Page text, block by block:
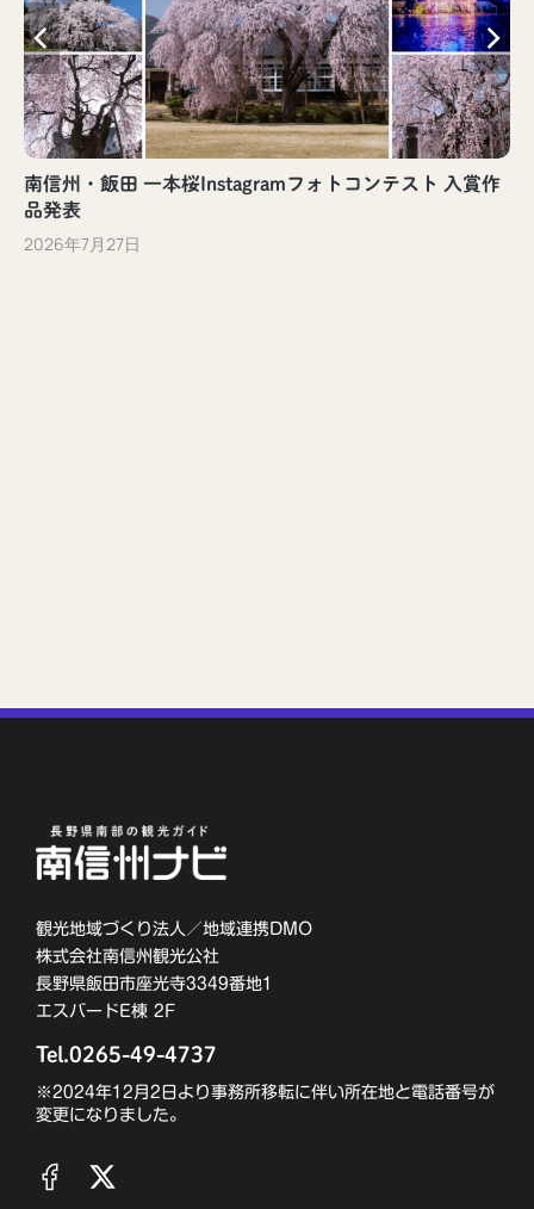
南信州・飯田 一本桜Instagramフォトコンテスト 入賞作
品発表
2026年7月27日
観光地域づくり法人／地域連携DMO
株式会社南信州観光公社
長野県飯田市座光寺3349番地1
エスバードE棟 2F
Tel.0265-49-4737
※2024年12月2日より事務所移転に伴い所在地と電話番号が
変更になりました。